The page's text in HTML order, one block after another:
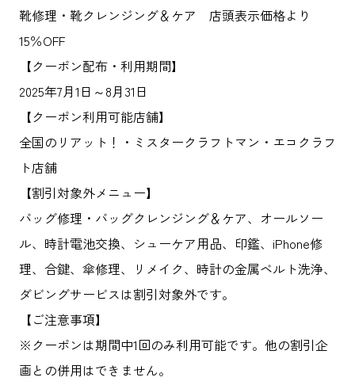
靴修理・靴クレンジング＆ケア 店頭表示価格より
15％OFF
【クーポン配布・利用期間】
2025年7月1日～8月31日
【クーポン利用可能店舗】
全国のリアット！・ミスタークラフトマン・エコクラフ
ト店舗
【割引対象外メニュー】
バッグ修理・バッグクレンジング＆ケア、オールソー
ル、時計電池交換、シューケア用品、印鑑、iPhone修
理、合鍵、傘修理、リメイク、時計の金属ベルト洗浄、
ダビングサービスは割引対象外です。
【ご注意事項】
※クーポンは期間中1回のみ利用可能です。他の割引企
画との併用はできません。